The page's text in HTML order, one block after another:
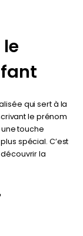
qui sert à la
le prénom
une touche
spécial. C’est
la